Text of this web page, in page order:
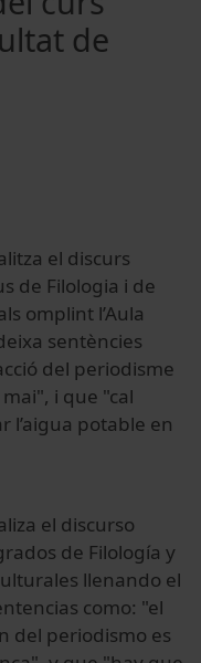
de
el discurs
de Filologia i de
omplint l’Aula
sentències
del periodisme
i que "cal
l’aigua potable en
el discurso
de Filología y
llenando el
como: "el
del periodismo es